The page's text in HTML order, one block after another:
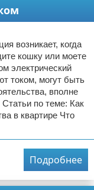
возникает, когда
кошку или моете
электрический
током, могут быть
вполне
по теме: Как
в квартире Что
Подробнее